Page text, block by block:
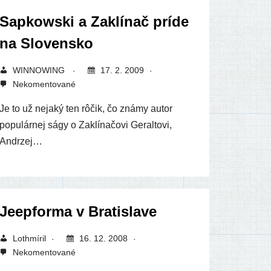
Sapkowski a Zaklínač príde
na Slovensko
WINNOWING
17. 2. 2009
Nekomentované
Je to už neja­ký ten rôčik, čo zná­my autor
popu­lár­nej ságy o Zaklínačovi Geraltovi,
Andrzej…
Jeepforma v Bratislave
Lothmíril
16. 12. 2008
Nekomentované